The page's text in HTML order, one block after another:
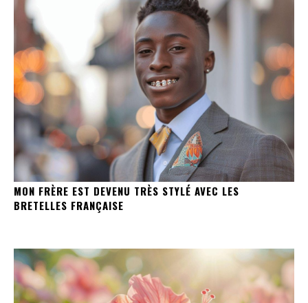
MON FRÈRE EST DEVENU TRÈS STYLÉ AVEC LES
BRETELLES FRANÇAISE